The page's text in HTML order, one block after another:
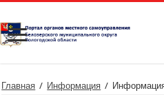
Главная / Информация /